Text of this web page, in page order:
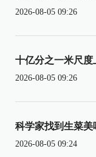
2026-08-05 09:26
十亿分之一米尺
2026-08-05 09:26
科学家找到生菜
2026-08-05 09:24